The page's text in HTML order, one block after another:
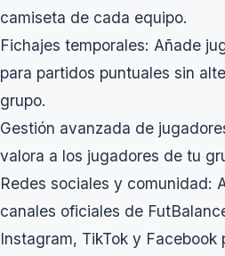
camiseta de cada equipo.
Fichajes temporales: Añade
para partidos puntuales sin
grupo.
Gestión avanzada de
valora a los jugadores de tu
Redes sociales y comunidad:
canales oficiales de
Instagram, TikTok y Facebook